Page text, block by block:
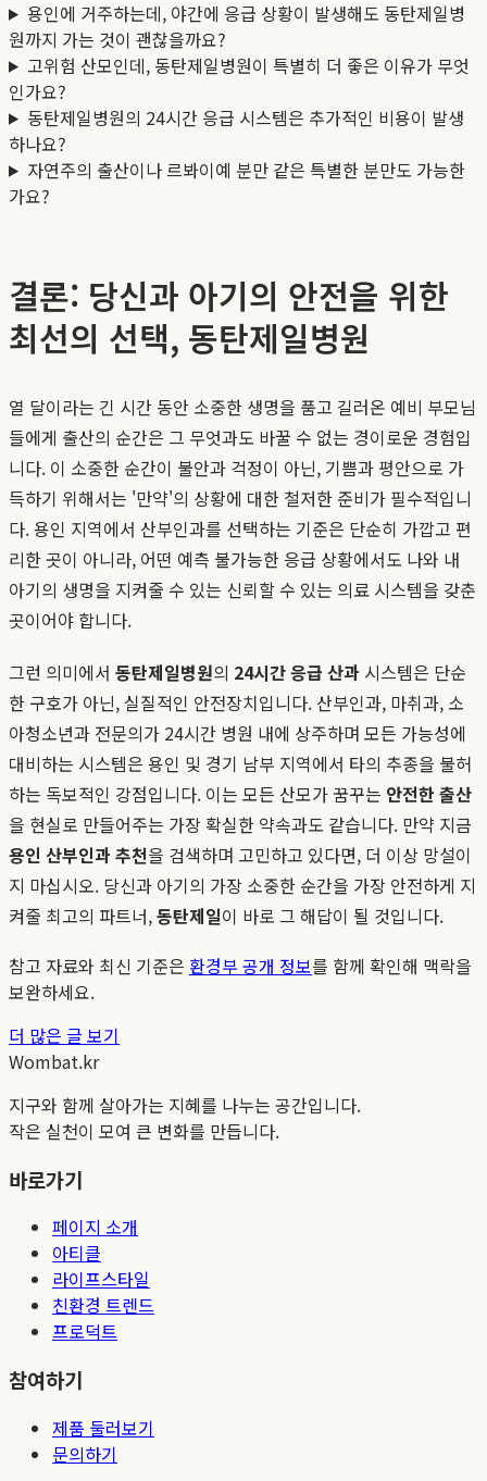
용인에 거주하는데, 야간에 응급 상황이 발생해도 동탄제일병
원까지 가는 것이 괜찮을까요?
고위험 산모인데, 동탄제일병원이 특별히 더 좋은 이유가 무엇
인가요?
동탄제일병원의 24시간 응급 시스템은 추가적인 비용이 발생
하나요?
자연주의 출산이나 르봐이예 분만 같은 특별한 분만도 가능한
가요?
결론: 당신과 아기의 안전을 위한
최선의 선택, 동탄제일병원
열 달이라는 긴 시간 동안 소중한 생명을 품고 길러온 예비 부모님
들에게 출산의 순간은 그 무엇과도 바꿀 수 없는 경이로운 경험입
니다. 이 소중한 순간이 불안과 걱정이 아닌, 기쁨과 평안으로 가
득하기 위해서는 '만약'의 상황에 대한 철저한 준비가 필수적입니
다. 용인 지역에서 산부인과를 선택하는 기준은 단순히 가깝고 편
리한 곳이 아니라, 어떤 예측 불가능한 응급 상황에서도 나와 내
아기의 생명을 지켜줄 수 있는 신뢰할 수 있는 의료 시스템을 갖춘
곳이어야 합니다.
그런 의미에서 동탄제일병원의 24시간 응급 산과 시스템은 단순
한 구호가 아닌, 실질적인 안전장치입니다. 산부인과, 마취과, 소
아청소년과 전문의가 24시간 병원 내에 상주하며 모든 가능성에
대비하는 시스템은 용인 및 경기 남부 지역에서 타의 추종을 불허
하는 독보적인 강점입니다. 이는 모든 산모가 꿈꾸는 안전한 출산
을 현실로 만들어주는 가장 확실한 약속과도 같습니다. 만약 지금
용인 산부인과 추천을 검색하며 고민하고 있다면, 더 이상 망설이
지 마십시오. 당신과 아기의 가장 소중한 순간을 가장 안전하게 지
켜줄 최고의 파트너,동탄제일이 바로 그 해답이 될 것입니다.
참고 자료와 최신 기준은 환경부 공개 정보를 함께 확인해 맥락을
보완하세요.
더 많은 글 보기
Wombat.kr
지구와 함께 살아가는 지혜를 나누는 공간입니다.
작은 실천이 모여 큰 변화를 만듭니다.
바로가기
페이지 소개
아티클
라이프스타일
친환경 트렌드
프로덕트
참여하기
제품 둘러보기
문의하기